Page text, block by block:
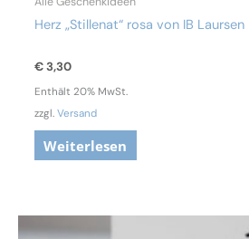
Herz „Stillenat“ rosa von IB Laursen
€3,30
Enthält 20% MwSt.
zzgl.Versand
Weiterlesen